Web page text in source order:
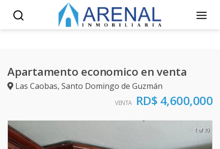
Apartamento economico en venta
Las Caobas, Santo Domingo de Guzmán
VENTA RD$ 4,600,000
1 of 10